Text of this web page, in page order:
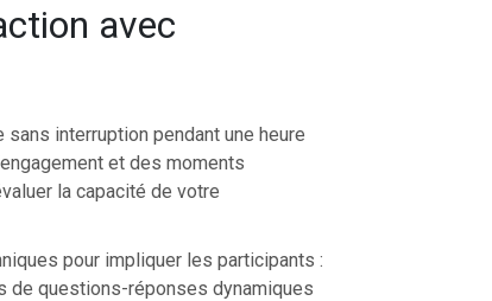
avec
interruption pendant une heure
et des moments
la capacité de votre
pour impliquer les participants :
de questions-réponses dynamiques